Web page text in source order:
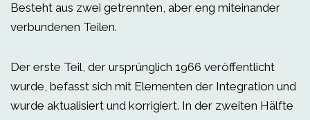
Besteht aus zwei getrennten, aber eng miteinander
verbundenen Teilen.
Der erste Teil, der ursprünglich 1966 veröffentlicht
wurde, befasst sich mit Elementen der Integration und
wurde aktualisiert und korrigiert. In der zweiten Hälfte